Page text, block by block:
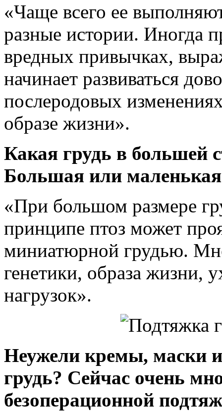
«Чаще всего ее
разные истории. Иногда
вредных привычках,
начинает развиваться
послеродовых
образе жизни».
Какая грудь в большей
Большая или
«При большом размере
принципе птоз может
миниатюрной грудью.
генетики, образа жизни,
нагрузок».
Неужели кремы, маски и
грудь? Сейчас очень
безоперационной